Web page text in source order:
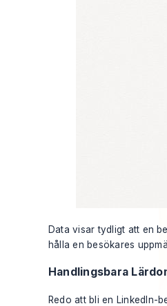
Data visar tydligt att en
hålla en besökares
Handlingsbara
Redo att bli en LinkedIn-